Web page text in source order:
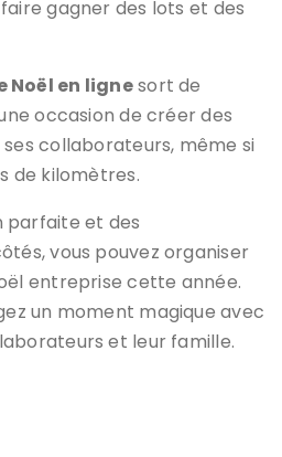
gagner des lots et des
Noël en lignesort de
occasion de créer des
collaborateurs, même si
de kilomètres.
parfaite et des
vous pouvez organiser
entreprise cette année.
un moment magique avec
et leur famille.